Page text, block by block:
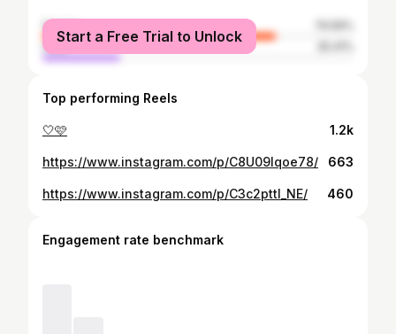
female
male
Start a Free Trial to Unlock
Top performing Reels
🤍🩷 1.2k
https://www.instagram.com/p/C8U09lqoe78/ 663
https://www.instagram.com/p/C3c2pttI_NE/ 460
Engagement rate benchmark